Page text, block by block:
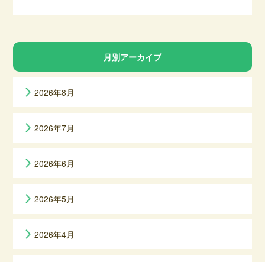
月別アーカイブ
2026年8月
2026年7月
2026年6月
2026年5月
2026年4月